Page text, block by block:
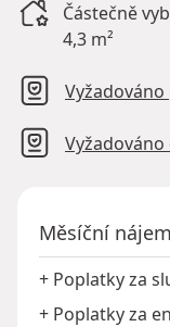
Částečně
4,3 m²
Měsíční
+ Poplatky za
+ Poplatky za